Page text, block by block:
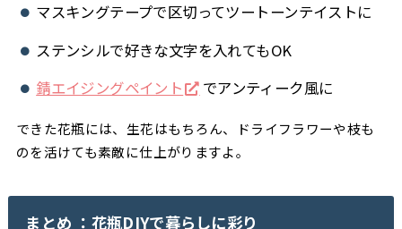
マスキングテープで区切ってツートーンテイストに
ステンシルで好きな文字を入れてもOK
錆エイジングペイント
でアンティーク風に
できた花瓶には、生花はもちろん、ドライフラワーや枝も
のを活けても素敵に仕上がりますよ。
まとめ ：花瓶DIYで暮らしに彩り